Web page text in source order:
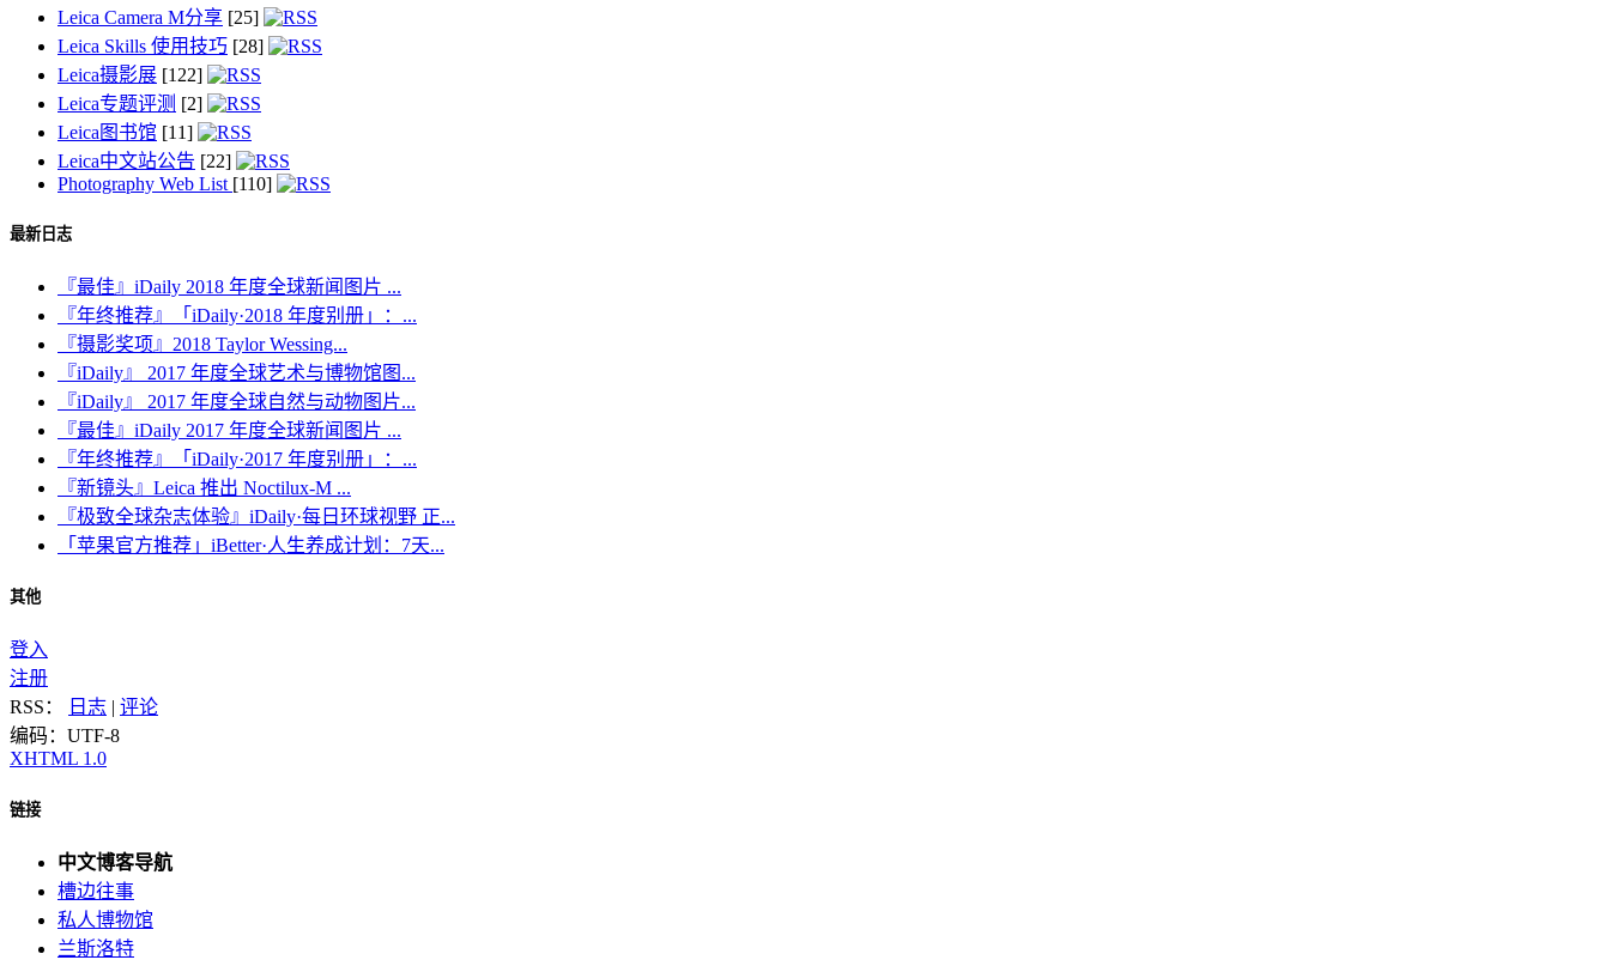
Leica Camera M分享 [25]
Leica Skills 使用技巧 [28]
Leica摄影展 [122]
Leica专题评测 [2]
Leica图书馆 [11]
Leica中文站公告 [22]
Photography Web List [110]
最新日志
『最佳』iDaily 2018 年度全球新闻图片 ...
『年终推荐』「iDaily·2018 年度别册」：...
『摄影奖项』2018 Taylor Wessing...
『iDaily』 2017 年度全球艺术与博物馆图...
『iDaily』 2017 年度全球自然与动物图片...
『最佳』iDaily 2017 年度全球新闻图片 ...
『年终推荐』「iDaily·2017 年度别册」：...
『新镜头』Leica 推出 Noctilux-M ...
『极致全球杂志体验』iDaily·每日环球视野 正...
「苹果官方推荐」iBetter·人生养成计划：7天...
其他
登入
注册
RSS：
日志 | 评论
编码：UTF-8
XHTML 1.0
链接
中文博客导航
槽边往事
私人博物馆
兰斯洛特